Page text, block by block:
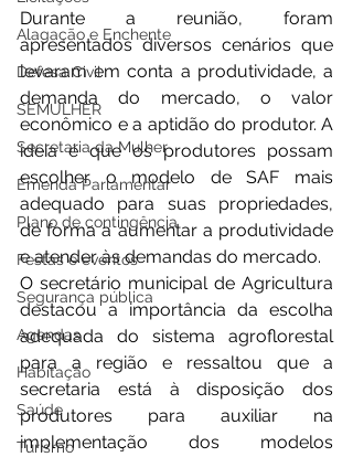
Alagação e Enchente
Defesa Civil
SEMULHER
Secretaria da Mulher
Emenda Parlamentar
Plano de contingência
Festas e eventos
Segurança pública
Agendas
Habitação
Saúde
Turismo
Durante a reunião, foram
apresentados diversos cenários que
levaram em conta a produtividade, a
demanda do mercado, o valor
econômico e a aptidão do produtor. A
ideia é que os produtores possam
escolher o modelo de SAF mais
adequado para suas propriedades,
de forma a aumentar a produtividade
e atender às demandas do mercado.
O secretário municipal de Agricultura
destacou a importância da escolha
adequada do sistema agroflorestal
para a região e ressaltou que a
secretaria está à disposição dos
produtores para auxiliar na
implementação dos modelos